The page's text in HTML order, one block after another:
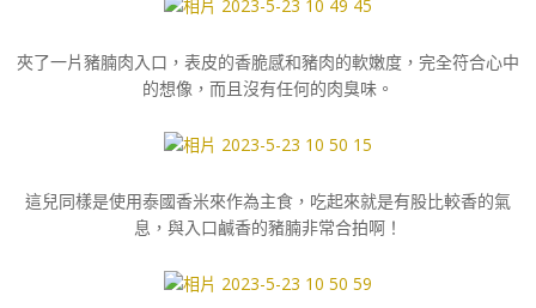
夾了一片豬腩肉入口，表皮的香脆感和豬肉的軟嫩度，完全符合心中
的想像，而且沒有任何的肉臭味。
這兒同樣是使用泰國香米來作為主食，吃起來就是有股比較香的氣
息，與入口鹹香的豬腩非常合拍啊！